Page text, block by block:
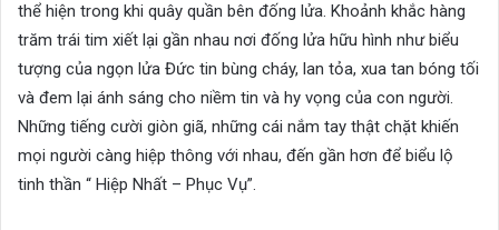
thể hiện trong khi quây quần bên đống lửa. Khoảnh khắc hàng
trăm trái tim xiết lại gần nhau nơi đống lửa hữu hình như biểu
tượng của ngọn lửa Đức tin bùng cháy, lan tỏa, xua tan bóng tối
và đem lại ánh sáng cho niềm tin và hy vọng của con người.
Những tiếng cười giòn giã, những cái nắm tay thật chặt khiến
mọi người càng hiệp thông với nhau, đến gần hơn để biểu lộ
tinh thần “ Hiệp Nhất – Phục Vụ”.